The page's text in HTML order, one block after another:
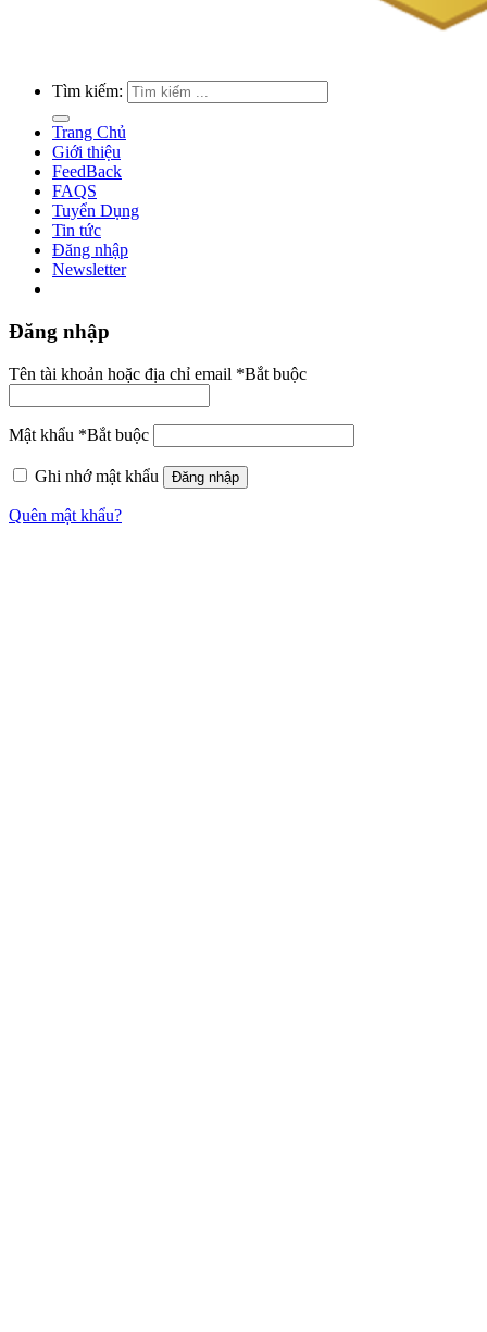
Tìm kiếm:
Trang Chủ
Giới thiệu
FeedBack
FAQS
Tuyển Dụng
Tin tức
Đăng nhập
Newsletter
Đăng nhập
Tên tài khoản hoặc địa chỉ email *Bắt buộc
Mật khẩu *Bắt buộc
Ghi nhớ mật khẩu Đăng nhập
Quên mật khẩu?